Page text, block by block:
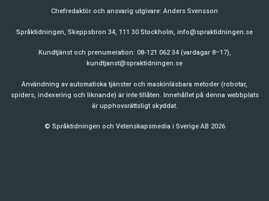
Chefredaktör och ansvarig utgivare:Anders Svensson
Språktidningen, Skeppsbron 34, 111 30 Stockholm, info@spraktidningen.se
Kundtjänst och prenumeration: 08-121 062 34 (vardagar 8–17),
kundtjanst@spraktidningen.se
Användning av automatiska tjänster och maskinläsbara metoder (robotar,
spiders, indexering och liknande) är inte tillåten. Innehållet på denna webbplats
är upphovsrättsligt skyddat.
© Språktidningen och Vetenskapsmedia i Sverige AB 2026